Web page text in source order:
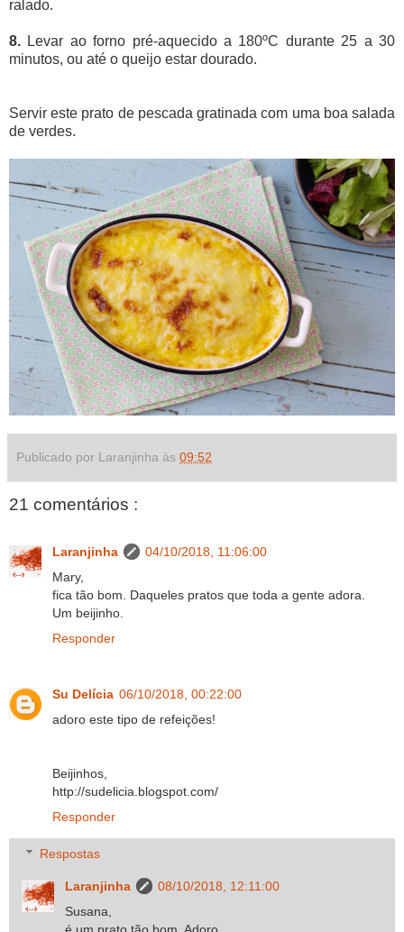
ralado.
8. Levar ao forno pré-aquecido a 180ºC durante 25 a 30
minutos, ou até o queijo estar dourado.
Servir este prato de pescada gratinada com uma boa salada
de verdes.
Publicado por Laranjinha às 09:52
21 comentários :
Laranjinha
04/10/2018, 11:06:00
Mary,
fica tão bom. Daqueles pratos que toda a gente adora.
Um beijinho.
Responder
Su Delícia 06/10/2018, 00:22:00
adoro este tipo de refeições!
Beijinhos,
http://sudelicia.blogspot.com/
Responder
Respostas
Laranjinha
08/10/2018, 12:11:00
Susana,